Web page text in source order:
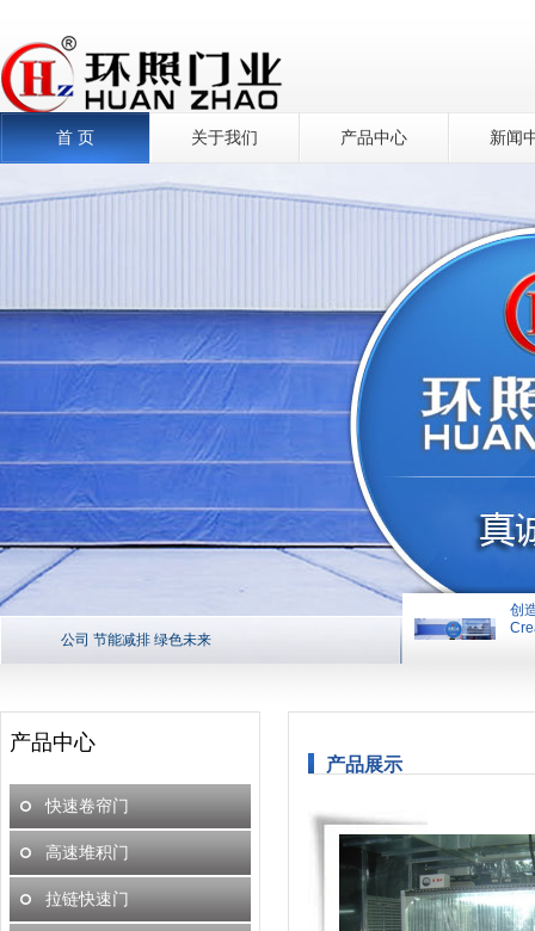
首 页 关于我们 产品中心 新闻
公司 节能减排 绿色未来 创造平台
创
产品中心
快速卷帘门
高速堆积门
拉链快速门
产品展示